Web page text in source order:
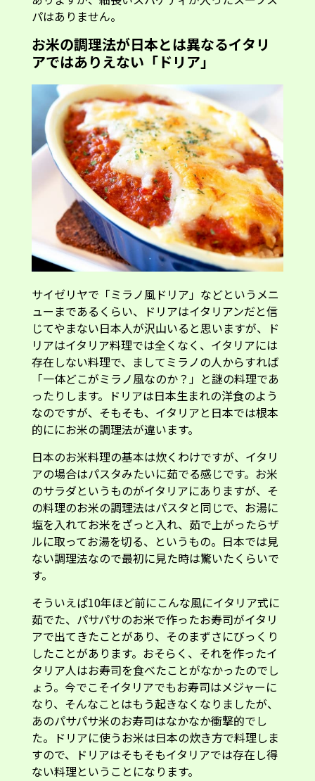
パはありません。
お米の調理法が日本とは異なるイタリ
アではありえない「ドリア」
サイゼリヤで「ミラノ風ドリア」などというメニ
ューまであるくらい、ドリアはイタリアンだと信
じてやまない日本人が沢山いると思いますが、ド
リアはイタリア料理では全くなく、イタリアには
存在しない料理で、ましてミラノの人からすれば
「一体どこがミラノ風なのか？」と謎の料理であ
ったりします。ドリアは日本生まれの洋食のよう
なのですが、そもそも、イタリアと日本では根本
的ににお米の調理法が違います。
日本のお米料理の基本は炊くわけですが、イタリ
アの場合はパスタみたいに茹でる感じです。お米
のサラダというものがイタリアにありますが、そ
の料理のお米の調理法はパスタと同じで、お湯に
塩を入れてお米をざっと入れ、茹で上がったらザ
ルに取ってお湯を切る、というもの。日本では見
ない調理法なので最初に見た時は驚いたくらいで
す。
そういえば10年ほど前にこんな風にイタリア式に
茹でた、パサパサのお米で作ったお寿司がイタリ
アで出てきたことがあり、そのまずさにびっくり
したことがあります。おそらく、それを作ったイ
タリア人はお寿司を食べたことがなかったのでし
ょう。今でこそイタリアでもお寿司はメジャーに
なり、そんなことはもう起きなくなりましたが、
あのパサパサ米のお寿司はなかなか衝撃的でし
た。ドリアに使うお米は日本の炊き方で料理しま
すので、ドリアはそもそもイタリアでは存在し得
ない料理ということになります。